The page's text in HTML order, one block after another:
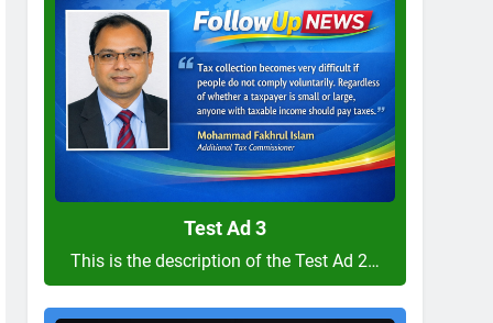
Ad
3
Test Ad 3
This is the description of the Test Ad 2…